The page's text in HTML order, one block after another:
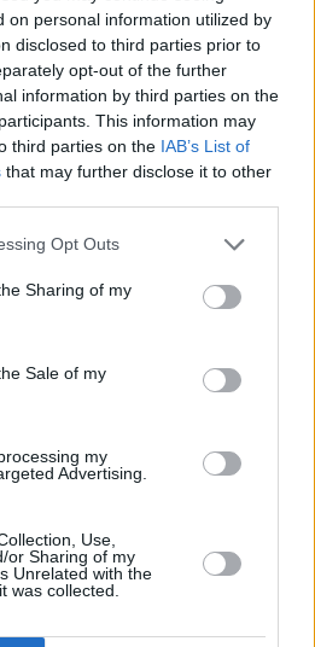
on personal information utilized by
disclosed to third parties prior to
opt-out of the further
information by third parties on the
This information may
third parties on the IAB’s List of
that may further disclose it to other
Opt Outs
Sharing of my
Sale of my
my
Advertising.
Use,
or Sharing of my
Unrelated with the
was collected.